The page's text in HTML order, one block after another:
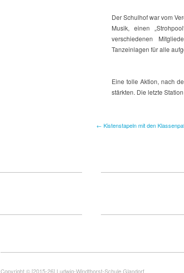
Der Schulhof war vom
Musik, einen
verschiedenen
Tanzeinlagen für alle
Eine tolle Aktion, nach
stärkten. Die letzte
← Kistenstapeln mit den
Copyright © [2015-26] Ludwig-Windthorst-Schule Glandorf